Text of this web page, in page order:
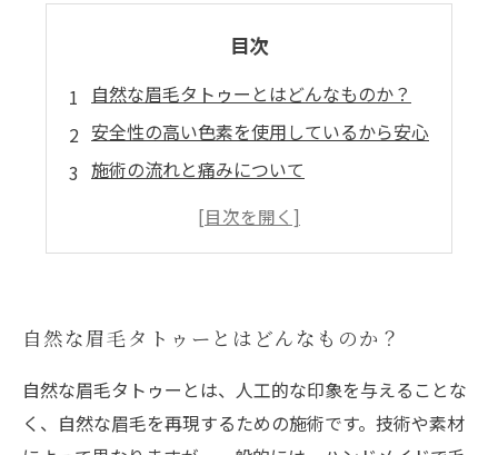
目次
自然な眉毛タトゥーとはどんなものか？
安全性の高い色素を使用しているから安心
施術の流れと痛みについて
仕上がりのイメージや持続期間について
自然な眉毛タトゥーとはどんなものか？
自然な眉毛タトゥーとは、人工的な印象を与えることな
く、自然な眉毛を再現するための施術です。技術や素材